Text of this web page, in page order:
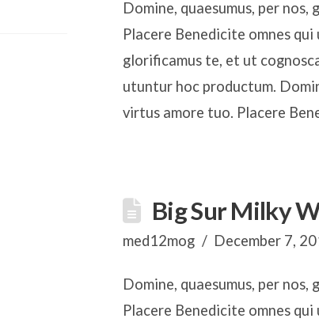
Domine, quaesumus, per
Placere Benedicite omnes
glorificamus te, et ut
utuntur hoc productum.
virtus amore tuo. Placere
Big Sur Milky
med12mog December 7,
Domine, quaesumus, per
Placere Benedicite omnes